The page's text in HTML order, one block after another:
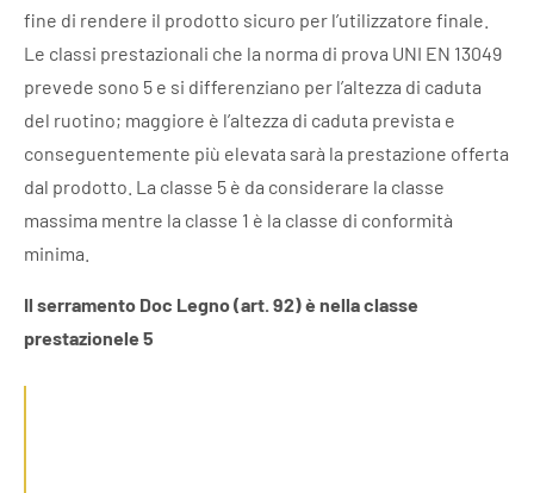
fine di rendere il prodotto sicuro per l’utilizzatore finale.
Le classi prestazionali che la norma di prova UNI EN 13049
prevede sono 5 e si differenziano per l’altezza di caduta
del ruotino; maggiore è l’altezza di caduta prevista e
conseguentemente più elevata sarà la prestazione offerta
dal prodotto. La classe 5 è da considerare la classe
massima mentre la classe 1 è la classe di conformità
minima.
Il serramento Doc Legno (art. 92) è nella classe
prestazionele 5